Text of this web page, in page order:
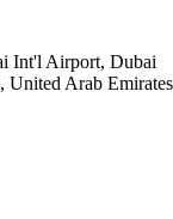
Int'l Airport, Dubai
Arab Emirates